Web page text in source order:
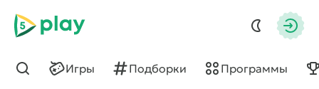
5play
Игры Подборки Программы
Найти